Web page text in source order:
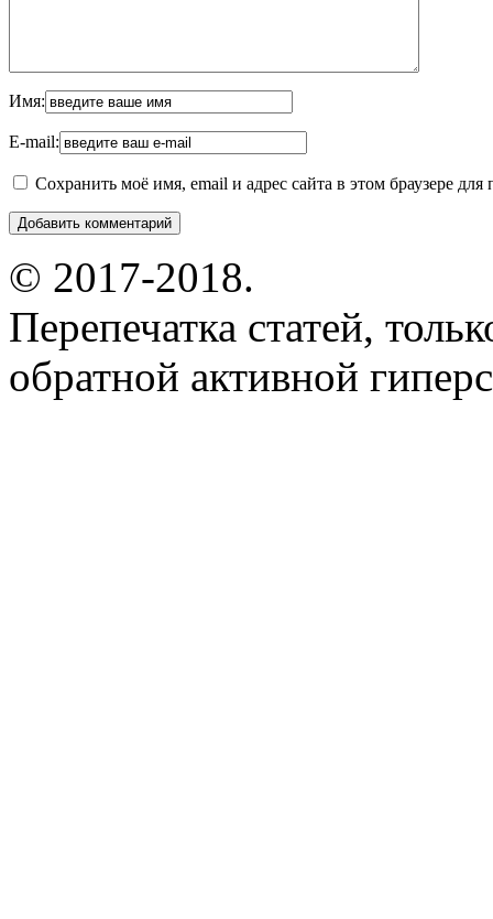
Имя:
E-mail:
Сохранить моё имя, email и адрес сайта в этом браузере
© 2017-2018.
Перепечатка статей,
обратной активной